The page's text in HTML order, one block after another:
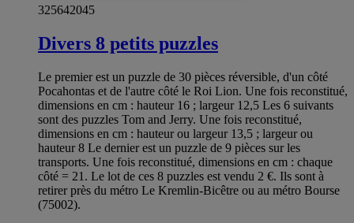
325642045
Divers 8 petits puzzles
Le premier est un puzzle de 30 pièces réversible, d'un côté
Pocahontas et de l'autre côté le Roi Lion. Une fois reconstitué,
dimensions en cm : hauteur 16 ; largeur 12,5 Les 6 suivants
sont des puzzles Tom and Jerry. Une fois reconstitué,
dimensions en cm : hauteur ou largeur 13,5 ; largeur ou
hauteur 8 Le dernier est un puzzle de 9 pièces sur les
transports. Une fois reconstitué, dimensions en cm : chaque
côté = 21. Le lot de ces 8 puzzles est vendu 2 €. Ils sont à
retirer près du métro Le Kremlin-Bicêtre ou au métro Bourse
(75002).